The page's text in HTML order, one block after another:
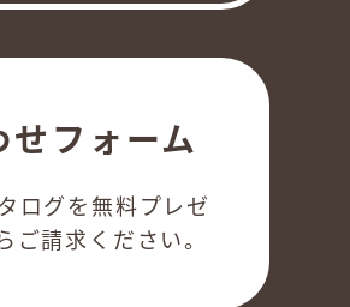
フォーム
ログを無料プレゼ
ご請求ください。